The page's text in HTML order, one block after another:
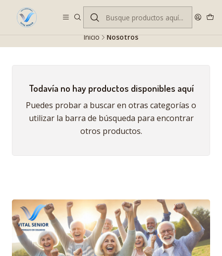
Despacho gratis en RM desde $100.000. Revisa las condiciones.
Inicio Nosotros
Todavía no hay productos disponibles aquí
Puedes probar a buscar en otras categorías o
utilizar la barra de búsqueda para encontrar
otros productos.